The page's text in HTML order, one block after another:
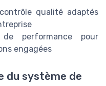
qualité adaptés
performance pour
engagées
du système de